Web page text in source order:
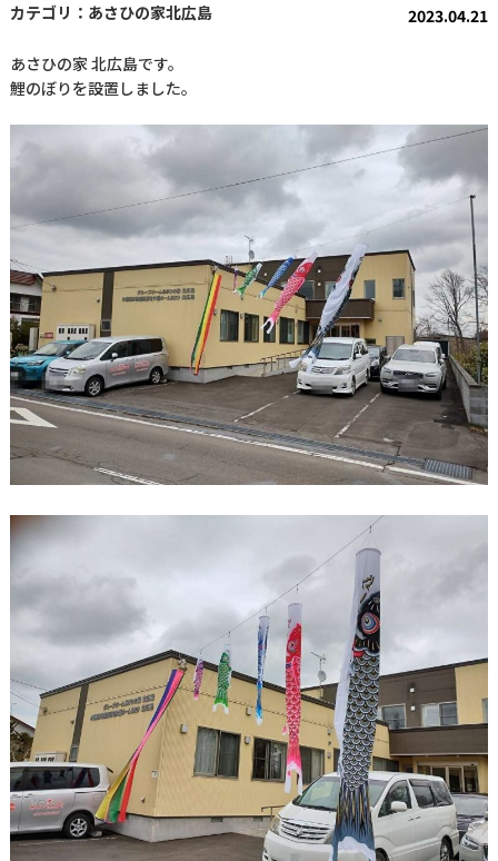
あさひの家北広島 2023.04.21
あさひの家 北広島です。
鯉のぼりを設置しました。